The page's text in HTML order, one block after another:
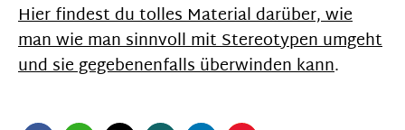
Hier findest du tolles Material darüber, wie
man wie man sinnvoll mit Stereotypen umgeht
und sie gegebenenfalls überwinden kann.